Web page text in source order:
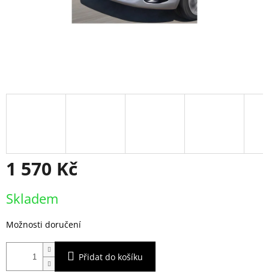
1 570 Kč
cena:
Skladem
Možnosti doručení
Přidat do košíku